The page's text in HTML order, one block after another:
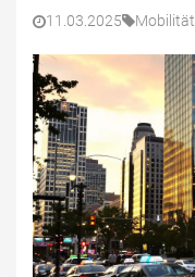
11.03.2025 Mobilität